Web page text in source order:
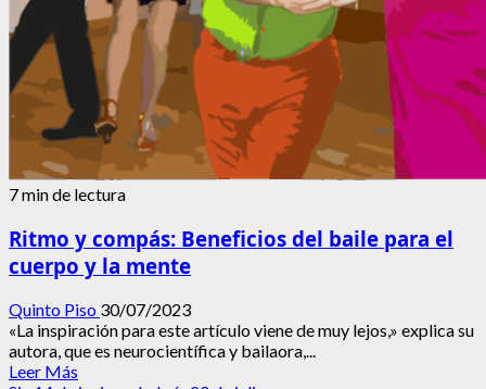
7 min de lectura
Ritmo y compás: Beneficios del baile para el
cuerpo y la mente
Quinto Piso 30/07/2023
«La inspiración para este artículo viene de muy lejos,» explica su
autora, que es neurocientífica y bailaora,...
Leer Más